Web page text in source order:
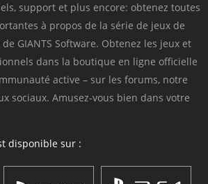
support et plus encore: obtenez toutes
à propos de la série de jeux de
GIANTS Software. Obtenez les jeux et
dans la boutique en ligne officielle
active – sur les forums, notre
sociaux. Amusez-vous bien dans votre
disponible sur :